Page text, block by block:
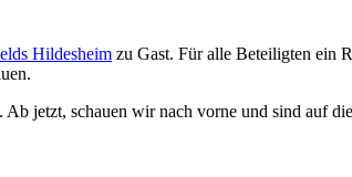
Hildesheim zu Gast. Für alle Beteiligten ein
jetzt, schauen wir nach vorne und sind auf